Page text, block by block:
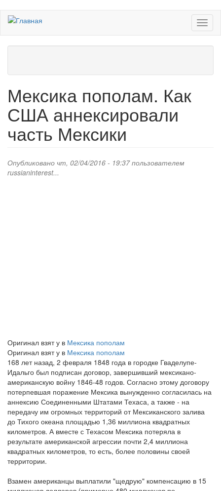
Перейти
основному
содержанию
Мексика пополам. Как
США аннексировали
часть Мексики
Опубликовано чт, 02/04/2016 - 19:37 пользователем
russianinterest...
Оригинал взят у в Мексика пополам
Оригинал взят у в Мексика пополам
168 лет назад, 2 февраля 1848 года в городке Гваделупе-
Идальго был подписан договор, завершивший мексикано-
американскую войну 1846-48 годов. Согласно этому договору
потерпевшая поражение Мексика вынужденно согласилась на
аннексию Соединенными Штатами Техаса, а также - на
передачу им огромных территорий от Мексиканского залива
до Тихого океана площадью 1,36 миллиона квадратных
километров. А вместе с Техасом Мексика потеряла в
результате американской агрессии почти 2,4 миллиона
квадратных километров, то есть, более половины своей
территории.
Взамен американцы выплатили "щедрую" компенсацию в 15